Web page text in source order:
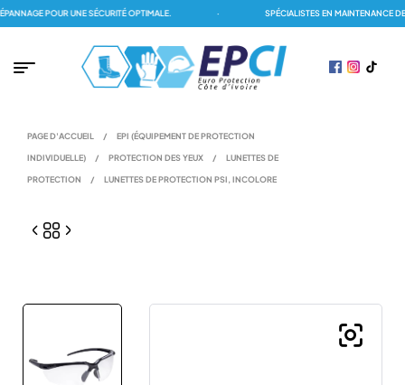
POUR UNE SÉCURITÉ OPTIMALE. SPÉCIALISTES EN MAINTENANCE DES
PAGE D'ACCUEIL / EPI (ÉQUIPEMENT DE PROTECTION
INDIVIDUELLE) / PROTECTION DES YEUX / LUNETTES DE
PROTECTION / LUNETTES DE PROTECTION PSI, INCOLORE